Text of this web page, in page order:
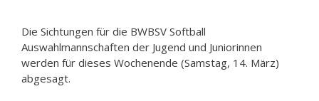
Die Sichtungen für die BWBSV Softball
Auswahlmannschaften der Jugend und Juniorinnen
werden für dieses Wochenende (Samstag, 14. März)
abgesagt.